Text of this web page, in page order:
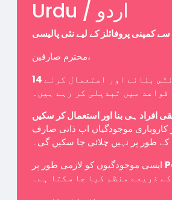
Urdu / اردو
محترم صارفین،
بنانے اور استعمال کرنے
قواعد میں تبدیلی کر رہے ہیں۔
ہی بنا اور استعمال کر سکیں
کاروباری موجودگیاں اب ذاتی صارف
کے طور پر نہیں چلائی جا سکیں گی۔
ذریعے منظم کیا جا سکتا ہے۔